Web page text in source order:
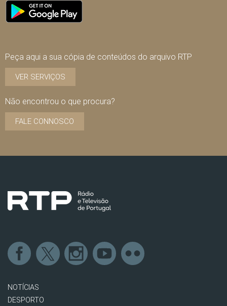
Peça aqui a sua cópia de conteúdos do arquivo RTP
VER SERVIÇOS
Não encontrou o que procura?
FALE CONNOSCO
NOTÍCIAS
DESPORTO